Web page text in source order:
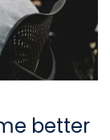
better